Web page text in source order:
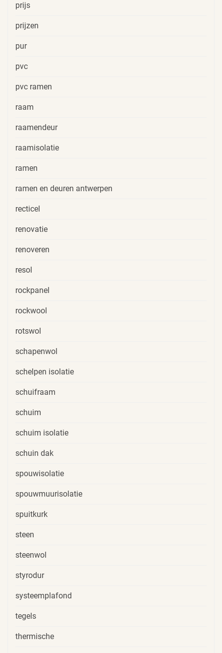
prijs
prijzen
pur
pvc
pvc ramen
raam
raamendeur
raamisolatie
ramen
ramen en deuren antwerpen
recticel
renovatie
renoveren
resol
rockpanel
rockwool
rotswol
schapenwol
schelpen isolatie
schuifraam
schuim
schuim isolatie
schuin dak
spouwisolatie
spouwmuurisolatie
spuitkurk
steen
steenwol
styrodur
systeemplafond
tegels
thermische